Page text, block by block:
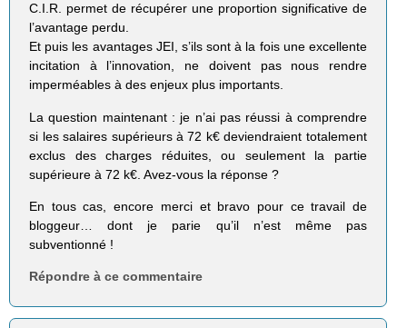
C.I.R. permet de récupérer une proportion significative de
l’avantage perdu.
Et puis les avantages JEI, s’ils sont à la fois une excellente
incitation à l’innovation, ne doivent pas nous rendre
imperméables à des enjeux plus importants.
La question maintenant : je n’ai pas réussi à comprendre
si les salaires supérieurs à 72 k€ deviendraient totalement
exclus des charges réduites, ou seulement la partie
supérieure à 72 k€. Avez-vous la réponse ?
En tous cas, encore merci et bravo pour ce travail de
bloggeur… dont je parie qu’il n’est même pas
subventionné !
Répondre à ce commentaire